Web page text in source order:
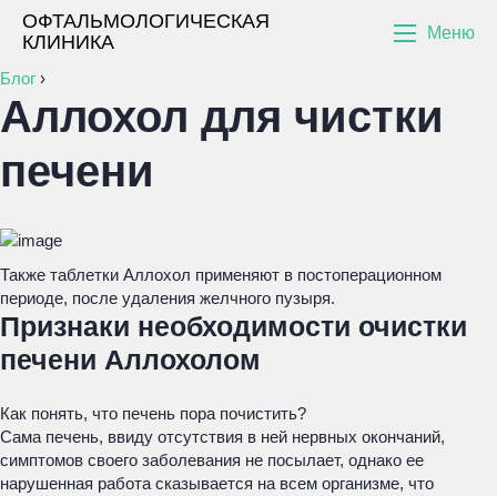
ОФТАЛЬМОЛОГИЧЕСКАЯ
КЛИНИКА
Меню
Блог ›
Аллохол для чистки
печени
Также таблетки Аллохол применяют в постоперационном
периоде, после удаления желчного пузыря.
Признаки необходимости очистки
печени Аллохолом
Как понять, что печень пора почистить?
Сама печень, ввиду отсутствия в ней нервных окончаний,
симптомов своего заболевания не посылает, однако ее
нарушенная работа сказывается на всем организме, что